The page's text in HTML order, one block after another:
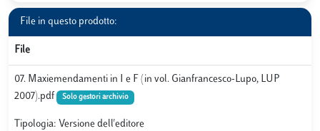
File in questo prodotto:
File
07. Maxiemendamenti in I e F (in vol. Gianfrancesco-Lupo, LUP
2007).pdf
Solo gestori archivio
Tipologia: Versione dell'editore